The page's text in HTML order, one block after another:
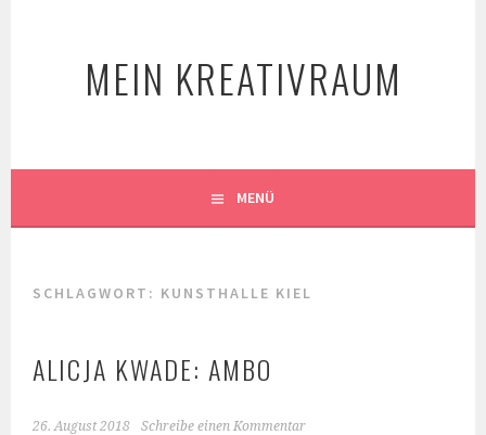
MEIN KREATIVRAUM
MENÜ
SCHLAGWORT: KUNSTHALLE KIEL
ALICJA KWADE: AMBO
26. August 2018 Schreibe einen Kommentar